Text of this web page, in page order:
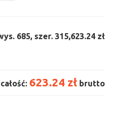
685, szer. 315,623.24 zł
623.24 zł brutto